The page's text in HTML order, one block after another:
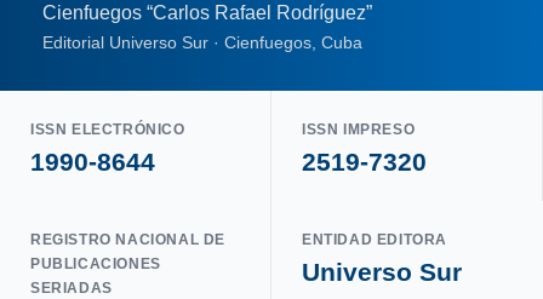
Cienfuegos “Carlos Rafael Rodríguez”
Editorial Universo Sur · Cienfuegos, Cuba
ISSN ELECTRÓNICO
1990-8644
ISSN IMPRESO
2519-7320
REGISTRO NACIONAL DE
PUBLICACIONES
SERIADAS
ENTIDAD EDITORA
Universo Sur